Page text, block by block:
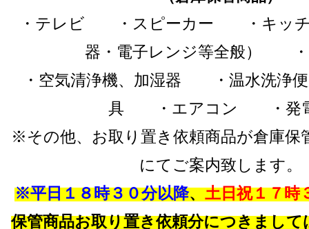
・テレビ ・スピーカー ・キッチ
器・電子レンジ等全般） ・
・空気清浄機、加湿器 ・温水洗
具 ・エアコン ・発
※その他、お取り置き依頼商品が倉庫保
にてご案内致します。
※平日１８時３０分以降、土日祝１７時
保管商品お取り置き依頼分につきまして